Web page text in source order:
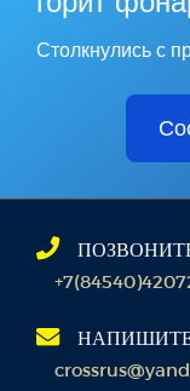
Столкнулись с